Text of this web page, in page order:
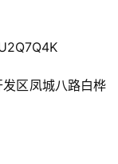
区凤城八路白桦